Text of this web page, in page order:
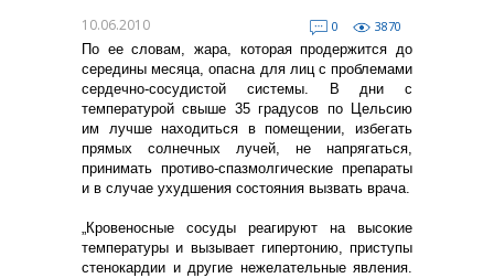
10.06.2010 0
3870
По ее словам, жара, которая продержится до
середины месяца, опасна для лиц с проблемами
сердечно-сосудистой системы. В дни с
температурой свыше 35 градусов по Цельсию
им лучше находиться в помещении, избегать
прямых солнечных лучей, не напрягаться,
принимать противо-спазмолгические препараты
и в случае ухудшения состояния вызвать врача.
„Кровеносные сосуды реагируют на высокие
температуры и вызывает гипертонию, приступы
стенокардии и другие нежелательные явления.